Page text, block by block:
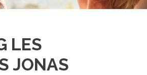
LES
JONAS